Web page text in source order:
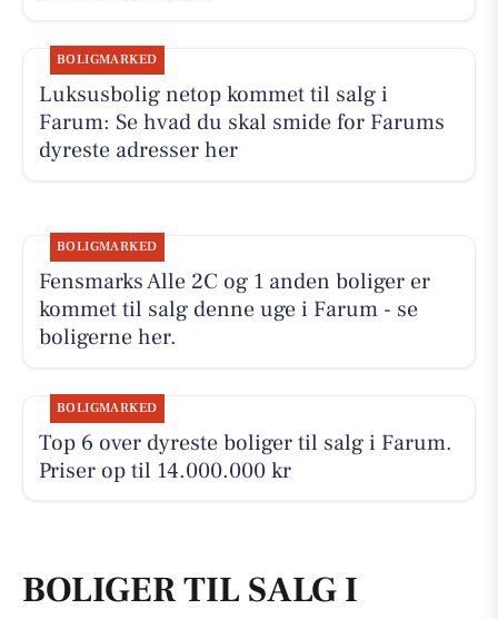
BOLIGMARKED
Luksusbolig netop kommet til salg i
Farum: Se hvad du skal smide for Farums
dyreste adresser her
BOLIGMARKED
Fensmarks Alle 2C og 1 anden boliger er
kommet til salg denne uge i Farum - se
boligerne her.
BOLIGMARKED
Top 6 over dyreste boliger til salg i Farum.
Priser op til 14.000.000 kr
BOLIGER TIL SALG I